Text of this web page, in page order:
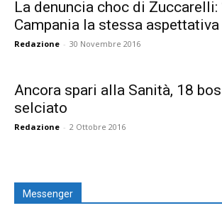
La denuncia choc di Zuccarelli:
Campania la stessa aspettativa
Redazione - 30 Novembre 2016
Ancora spari alla Sanità, 18
selciato
Redazione - 2 Ottobre 2016
Messenger